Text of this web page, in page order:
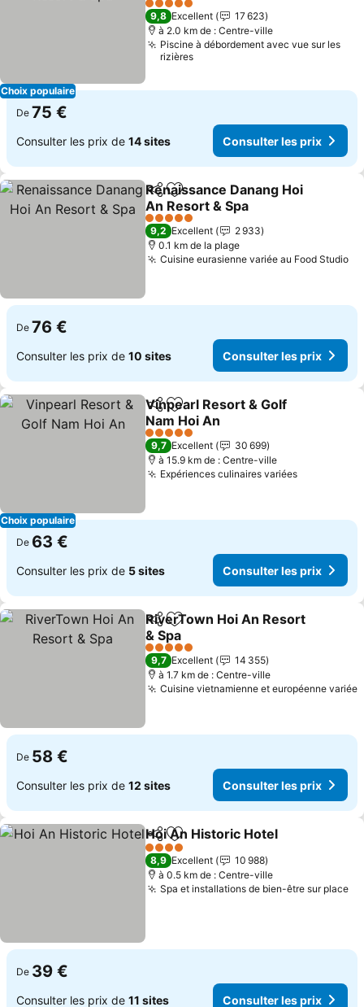
Choix populaire
5 Étoiles
9,8 Excellent
17 623
à 2.0 km de : Centre-ville
Piscine à débordement avec vue sur les
rizières
De 75 €
Consulter les prix de 14 sites Consulter les prix
PartagerAjouter à mes favoris
Renaissance Danang Hoi
An Resort & Spa
5 Étoiles
9,2 Excellent
2 933
0.1 km de la plage
Cuisine eurasienne variée au Food Studio
De 76 €
Consulter les prix de 10 sites Consulter les prix
Choix populaire
PartagerAjouter à mes favoris
Vinpearl Resort & Golf
Nam Hoi An
5 Étoiles
9,7 Excellent
30 699
à 15.9 km de : Centre-ville
Expériences culinaires variées
De 63 €
Consulter les prix de 5 sites Consulter les prix
PartagerAjouter à mes favoris
RiverTown Hoi An Resort
& Spa
5 Étoiles
9,7 Excellent
14 355
à 1.7 km de : Centre-ville
Cuisine vietnamienne et européenne variée
De 58 €
Consulter les prix de 12 sites Consulter les prix
PartagerAjouter à mes favoris
Hoi An Historic Hotel
4 Étoiles
8,9 Excellent
10 988
à 0.5 km de : Centre-ville
Spa et installations de bien-être sur place
De 39 €
Consulter les prix de 11 sites Consulter les prix